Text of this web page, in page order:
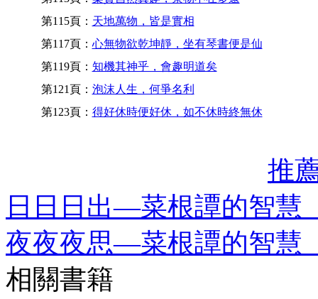
第115頁： 天地萬物，皆是實相
第117頁： 心無物欲乾坤靜，坐有琴書便是仙
第119頁： 知機其神乎，會趣明道矣
第121頁： 泡沫人生，何爭名利
第123頁： 得好休時便好休，如不休時終無休
推
日日日出—菜根譚的智
夜夜夜思—菜根譚的智
相關書籍